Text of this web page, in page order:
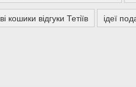
кошики відгуки Тетіїв ідеї